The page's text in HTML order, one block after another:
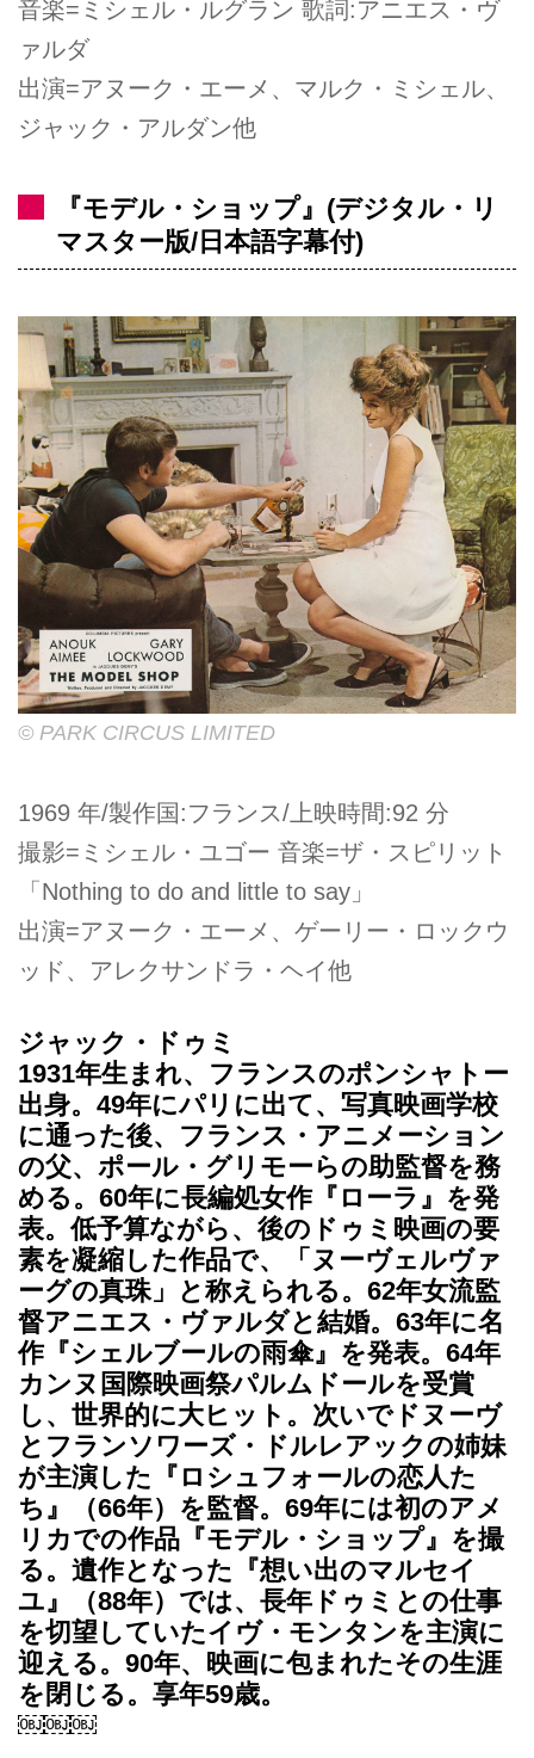
音楽=ミシェル・ルグラン 歌詞:アニエス・ヴ
ァルダ
出演=アヌーク・エーメ、マルク・ミシェル、
ジャック・アルダン他
『モデル・ショップ』(デジタル・リ
マスター版/日本語字幕付)
© PARK CIRCUS LIMITED
1969 年/製作国:フランス/上映時間:92 分
撮影=ミシェル・ユゴー 音楽=ザ・スピリット
「Nothing to do and little to say」
出演=アヌーク・エーメ、ゲーリー・ロックウ
ッド、アレクサンドラ・ヘイ他
ジャック・ドゥミ
1931年生まれ、フランスのポンシャトー
出身。49年にパリに出て、写真映画学校
に通った後、フランス・アニメーション
の父、ポール・グリモーらの助監督を務
める。60年に長編処女作『ローラ』を発
表。低予算ながら、後のドゥミ映画の要
素を凝縮した作品で、「ヌーヴェルヴァ
ーグの真珠」と称えられる。62年女流監
督アニエス・ヴァルダと結婚。63年に名
作『シェルブールの雨傘』を発表。64年
カンヌ国際映画祭パルムドールを受賞
し、世界的に大ヒット。次いでドヌーヴ
とフランソワーズ・ドルレアックの姉妹
が主演した『ロシュフォールの恋人た
ち』（66年）を監督。69年には初のアメ
リカでの作品『モデル・ショップ』を撮
る。遺作となった『想い出のマルセイ
ユ』（88年）では、長年ドゥミとの仕事
を切望していたイヴ・モンタンを主演に
迎える。90年、映画に包まれたその生涯
を閉じる。享年59歳。
￼￼￼